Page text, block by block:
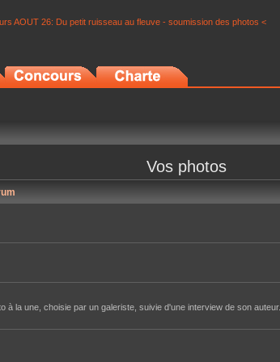
AOUT 26: Du petit ruisseau au fleuve - soumission des photos <
Vos photos
la une, choisie par un galeriste, suivie d'une interview de son auteur.